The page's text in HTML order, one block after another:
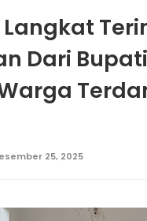
Dari
25, 2025